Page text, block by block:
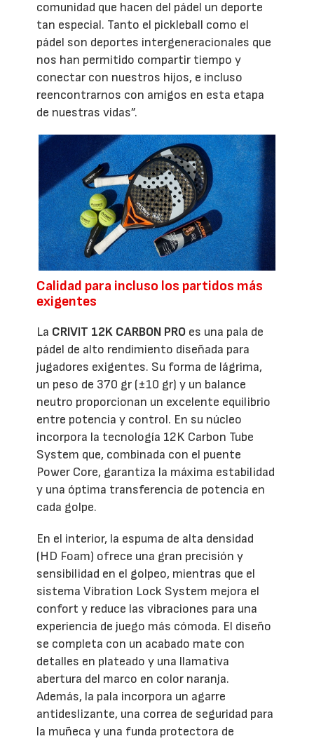
comunidad que hacen del pádel un deporte
tan especial. Tanto el pickleball como el
pádel son deportes intergeneracionales que
nos han permitido compartir tiempo y
conectar con nuestros hijos, e incluso
reencontrarnos con amigos en esta etapa
de nuestras vidas”.
Calidad para incluso los partidos más
exigentes
La CRIVIT 12K CARBON PRO es una pala de
pádel de alto rendimiento diseñada para
jugadores exigentes. Su forma de lágrima,
un peso de 370 gr (±10 gr) y un balance
neutro proporcionan un excelente equilibrio
entre potencia y control. En su núcleo
incorpora la tecnología 12K Carbon Tube
System que, combinada con el puente
Power Core, garantiza la máxima estabilidad
y una óptima transferencia de potencia en
cada golpe.
En el interior, la espuma de alta densidad
(HD Foam) ofrece una gran precisión y
sensibilidad en el golpeo, mientras que el
sistema Vibration Lock System mejora el
confort y reduce las vibraciones para una
experiencia de juego más cómoda. El diseño
se completa con un acabado mate con
detalles en plateado y una llamativa
abertura del marco en color naranja.
Además, la pala incorpora un agarre
antideslizante, una correa de seguridad para
la muñeca y una funda protectora de